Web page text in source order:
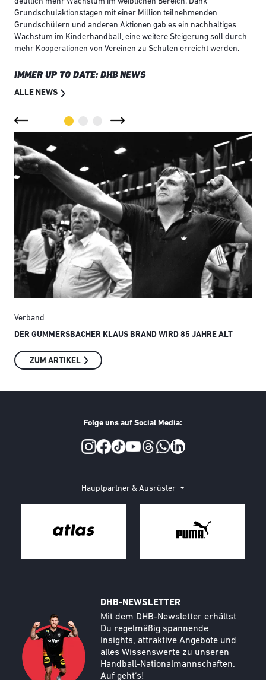
Grundschulaktionstagen mit einer Million teilnehmenden
Grundschülern und anderen Aktionen gab es ein nachhaltiges
Wachstum im Kinderhandball, eine weitere Steigerung soll durch
mehr Kooperationen von Vereinen zu Schulen erreicht werden.
IMMER UP TO DATE: DHB NEWS
ALLE NEWS
Verband
DER GUMMERSBACHER KLAUS BRAND WIRD 85 JAHRE ALT
ZUM ARTIKEL
Folge uns auf Social Media:
Hauptpartner & Ausrüster
DHB-NEWSLETTER
Text
Mit dem DHB-Newsletter erhältst
Du regelmäßig spannende
Insights, attraktive Angebote und
alles Wissenswerte zu unseren
Handball-Nationalmannschaften.
Auf geht‘s!